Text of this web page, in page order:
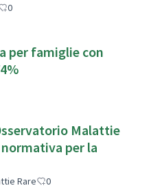
0
per famiglie con
Malattie
normativa per la
Rare 0